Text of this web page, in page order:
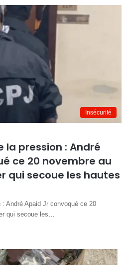
Insécurité
la pression : André
ce 20 novembre au
qui secoue les hautes
: André Apaid Jr convoqué ce 20
qui secoue les…